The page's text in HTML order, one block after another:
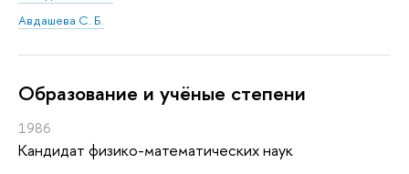
Авдашева С. Б.
Oбразование и учёные степени
1986
Кандидат физико-математических наук